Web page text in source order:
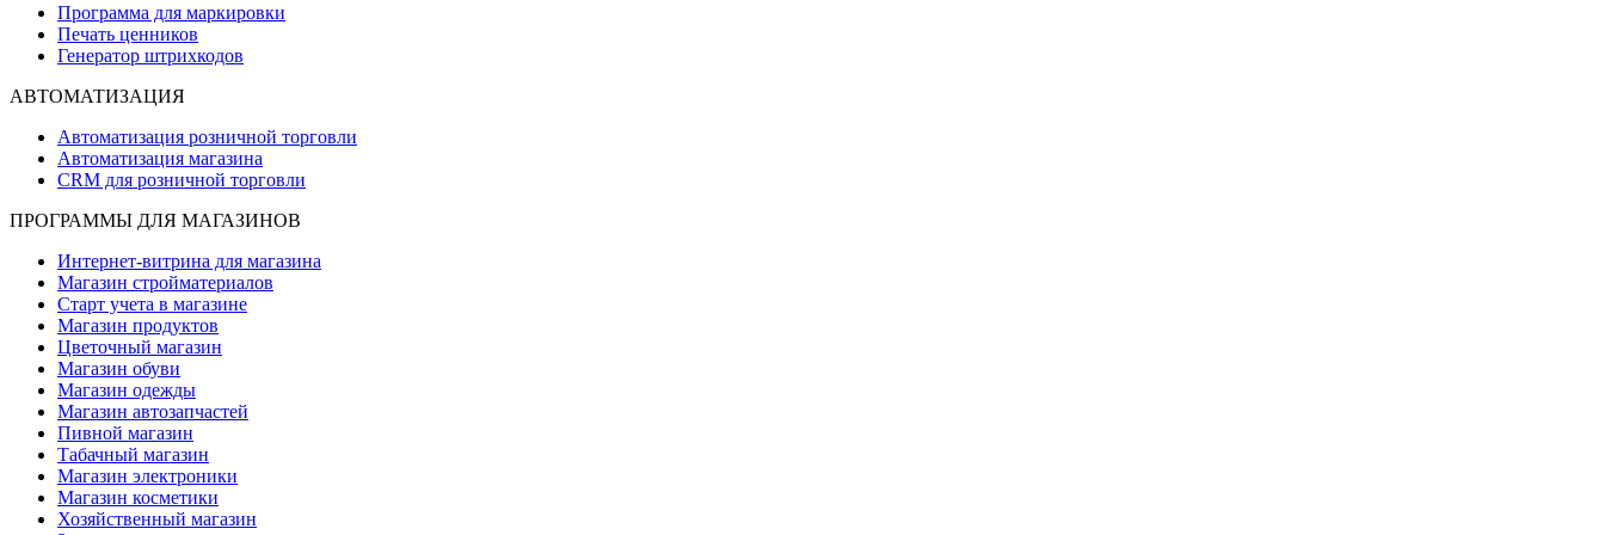
Программа для маркировки
Печать ценников
Генератор штрихкодов
АВТОМАТИЗАЦИЯ
Автоматизация розничной торговли
Автоматизация магазина
CRM для розничной торговли
ПРОГРАММЫ ДЛЯ МАГАЗИНОВ
Интернет-витрина для магазина
Магазин стройматериалов
Старт учета в магазине
Магазин продуктов
Цветочный магазин
Магазин обуви
Магазин одежды
Магазин автозапчастей
Пивной магазин
Табачный магазин
Магазин электроники
Магазин косметики
Хозяйственный магазин